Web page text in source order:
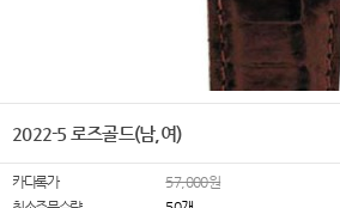
2022-5 로즈골드(남,여)
카다록가
57,000원